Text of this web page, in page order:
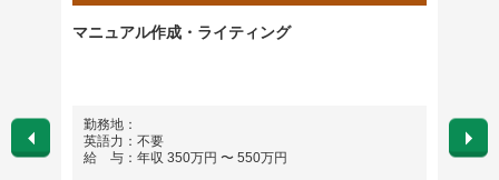
マニュアル作成・ライティング
勤務地：
英語力：不要
給 与：年収 350万円 〜 550万円
勤務
英語
給 与